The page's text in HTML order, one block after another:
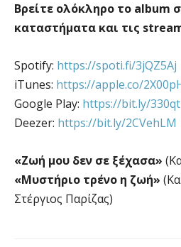
Βρείτε oλόκληρο το album
καταστήματα και τις
Spotify: https://spoti.fi/3jQZ5Aj
iTunes: https://apple.co/
Google Play: https://bit.ly/
Deezer: https://bit.ly/2CVehLM
«Ζωή μου δεν σε ξέχασα»
«Μυστήριο τρένο η ζωή»
Στέργιος Παρίζας)